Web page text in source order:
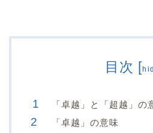
目次 [
「卓越」と「超越」の
「卓越」の意味